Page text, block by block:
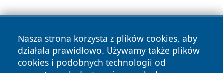
Nasza strona korzysta z plików cookies, aby
działała prawidłowo. Używamy także plików
cookies i podobnych technologii od